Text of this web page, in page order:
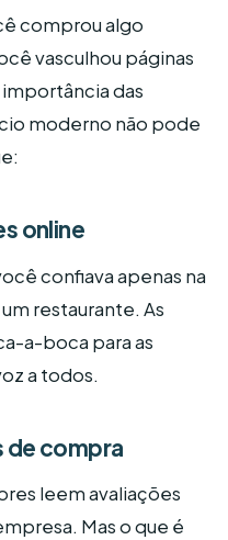
comprou algo
vasculhou páginas
das
moderno não pode
online
confiava apenas na
restaurante. As
a-boca para as
a todos.
de compra
leem avaliações
Mas o que é